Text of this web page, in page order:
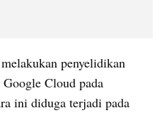
penyelidikan
Google Cloud pada
ini diduga terjadi pada